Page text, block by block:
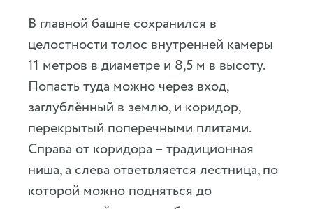
В главной башне сохранился в
целостности толос внутренней камеры
11 метров в диаметре и 8,5 м в высоту.
Попасть туда можно через вход,
заглублённый в землю, и коридор,
перекрытый поперечными плитами.
Справа от коридора – традиционная
ниша, а слева ответвляется лестница, по
которой можно подняться до